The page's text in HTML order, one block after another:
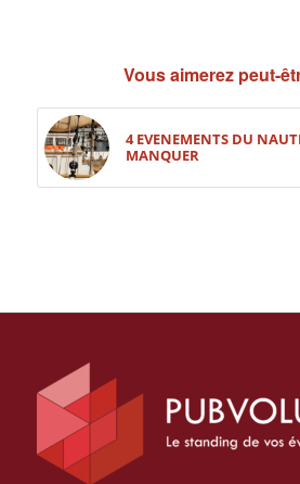
Vous aimerez peut-
4 EVENEMENTS DU
MANQUER